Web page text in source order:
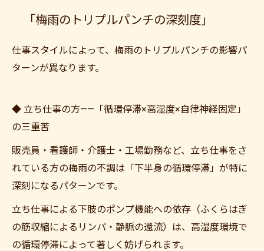
「梅雨のトリプルパンチの深刻度」
仕事スタイルによって、梅雨のトリプルパンチの影響パ
ターンが異なります。
◆ 立ち仕事の方——「循環停滞×高湿度×自律神経固定」
の三重苦
販売員・看護師・介護士・工場勤務など、立ち仕事をさ
れている方の梅雨の不調は「下半身の循環停滞」が特に
深刻になるパターンです。
立ち仕事による下肢のポンプ機能への依存（ふくらはぎ
の筋収縮によるリンパ・静脈の還流）は、高湿度環境で
の循環停滞によって著しく妨げられます。